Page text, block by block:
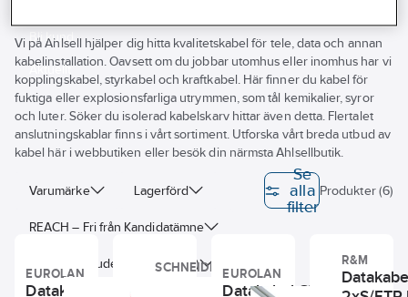
Bli kund
Aktuellt
Vi på Ahlsell hjälper dig hitta kvalitetskabel för tele, data och annan
kabelinstallation. Oavsett om du jobbar utomhus eller inomhus har vi
kopplingskabel, styrkabel och kraftkabel. Här finner du kabel för
fuktiga eller explosionsfarliga utrymmen, som tål kemikalier, syror
och luter. Söker du isolerad kabelskarv hittar även detta. Flertalet
anslutningskablar finns i vårt sortiment. Utforska vårt breda utbud av
kabel här i webbutiken eller besök din närmsta Ahlsellbutik.
Varumärke Lagerförd
REACH – Fri från Kandidatämne
Har miljövarudeklaration (EPD)
Se
alla
filter
Produkter (6)
EUROLAN
Datakabel C7 S/FTP
SCHNEIDER
Datakabel
EUROLAN
Datakabel C7 S/FTP
R&M